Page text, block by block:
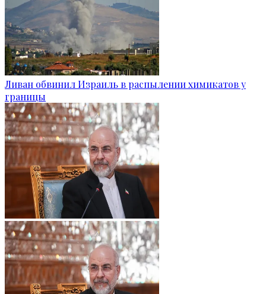
Ливан обвинил Израиль в распылении химикатов у
границы